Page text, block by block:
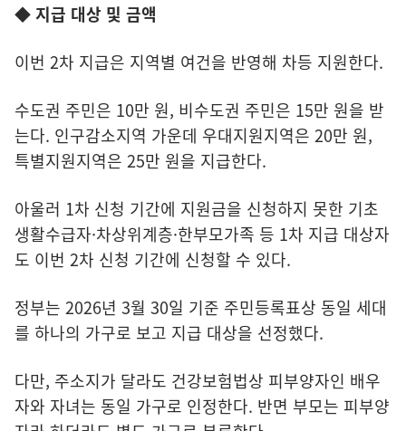
◆ 지급 대상 및 금액
이번 2차 지급은 지역별 여건을 반영해 차등 지원한다.
수도권 주민은 10만 원, 비수도권 주민은 15만 원을 받
는다. 인구감소지역 가운데 우대지원지역은 20만 원,
특별지원지역은 25만 원을 지급한다.
아울러 1차 신청 기간에 지원금을 신청하지 못한 기초
생활수급자·차상위계층·한부모가족 등 1차 지급 대상자
도 이번 2차 신청 기간에 신청할 수 있다.
정부는 2026년 3월 30일 기준 주민등록표상 동일 세대
를 하나의 가구로 보고 지급 대상을 선정했다.
다만, 주소지가 달라도 건강보험법상 피부양자인 배우
자와 자녀는 동일 가구로 인정한다. 반면 부모는 피부양